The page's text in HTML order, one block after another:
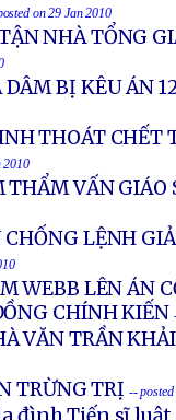
on 29 Jan 2010
NHÀ TỔNG
BỊ KÊU ÁN
THOÁT CHẾT
2010
THẨM VẤN
LỆNH
WEBB LÊN ÁN
CHÍNH KIẾN
VĂN TRẦN
TRỪNG TRỊ --